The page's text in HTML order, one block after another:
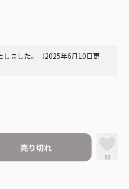
ました。（2025年6月10日更
売り切れ
68